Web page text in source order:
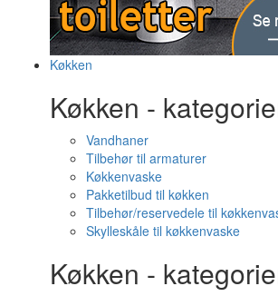
Køkken
Køkken -
Vandhaner
Tilbehør til armaturer
Køkkenvaske
Pakketilbud til køkken
Tilbehør/reservedele til
Skylleskåle til køkkenvaske
Køkken -